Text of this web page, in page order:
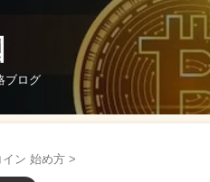
ブログ
イン 始め方 >